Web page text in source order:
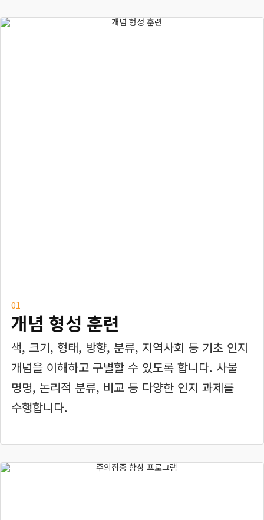
01
개념 형성 훈련
색, 크기, 형태, 방향, 분류, 지역사회 등 기초 인지
개념을 이해하고 구별할 수 있도록 합니다. 사물
명명, 논리적 분류, 비교 등 다양한 인지 과제를
수행합니다.